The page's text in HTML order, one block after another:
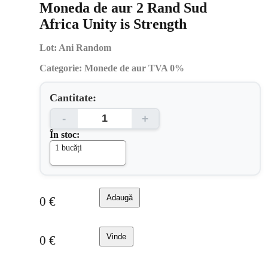
Moneda de aur 2 Rand Sud
Africa Unity is Strength
Lot: Ani Random
Categorie: Monede de aur TVA 0%
Cantitate:
- +
În stoc:
1 bucăți
0 € Adaugă
0 € Vinde